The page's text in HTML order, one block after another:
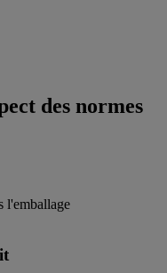
des normes
l'emballage